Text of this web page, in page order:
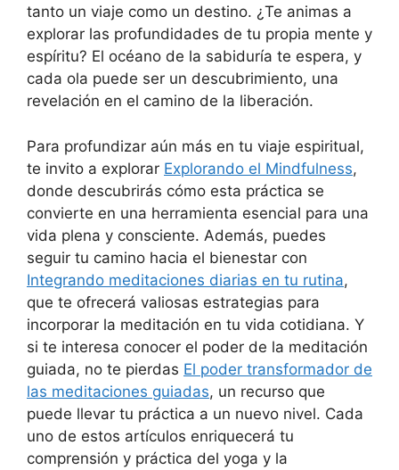
tanto un viaje como un destino. ¿Te animas a
explorar las profundidades de tu propia mente y
espíritu? El océano de la sabiduría te espera, y
cada ola puede ser un descubrimiento, una
revelación en el camino de la liberación.
Para profundizar aún más en tu viaje espiritual,
te invito a explorar Explorando el Mindfulness,
donde descubrirás cómo esta práctica se
convierte en una herramienta esencial para una
vida plena y consciente. Además, puedes
seguir tu camino hacia el bienestar con
Integrando meditaciones diarias en tu rutina,
que te ofrecerá valiosas estrategias para
incorporar la meditación en tu vida cotidiana. Y
si te interesa conocer el poder de la meditación
guiada, no te pierdas El poder transformador de
las meditaciones guiadas, un recurso que
puede llevar tu práctica a un nuevo nivel. Cada
uno de estos artículos enriquecerá tu
comprensión y práctica del yoga y la